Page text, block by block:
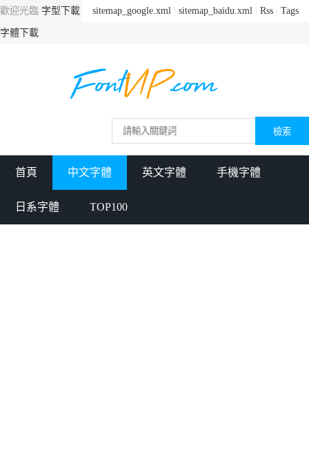
sitemap_google.xml sitemap_baidu.xml Rss Tags
歡迎光臨 字型下載
字體下載
首頁 中文字體 英文字體 手機字體
日系字體 TOP100